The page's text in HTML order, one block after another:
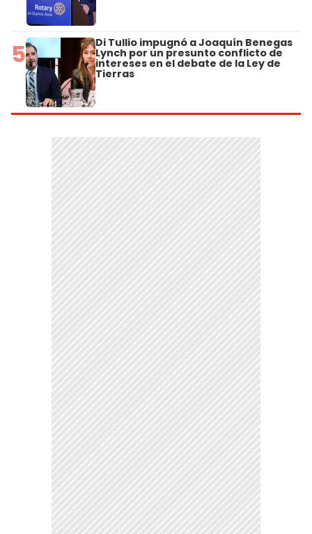
5 Di Tullio impugnó a Joaquín Benegas
Lynch por un presunto conflicto de
intereses en el debate de la Ley de
Tierras